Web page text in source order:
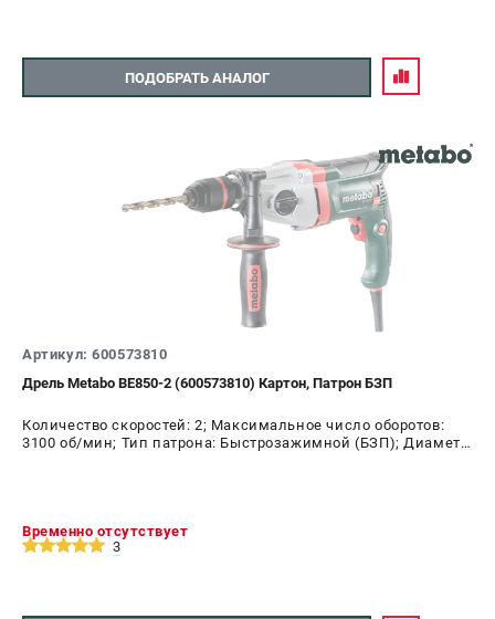
ПОДОБРАТЬ АНАЛОГ
Артикул: 600573810
Дрель Metabo ВЕ850-2 (600573810) Картон, Патрон БЗП
Количество скоростей: 2; Максимальное число оборотов:
3100 об/мин; Тип патрона: Быстрозажимной (БЗП); Диаметр
Временно отсутствует
3